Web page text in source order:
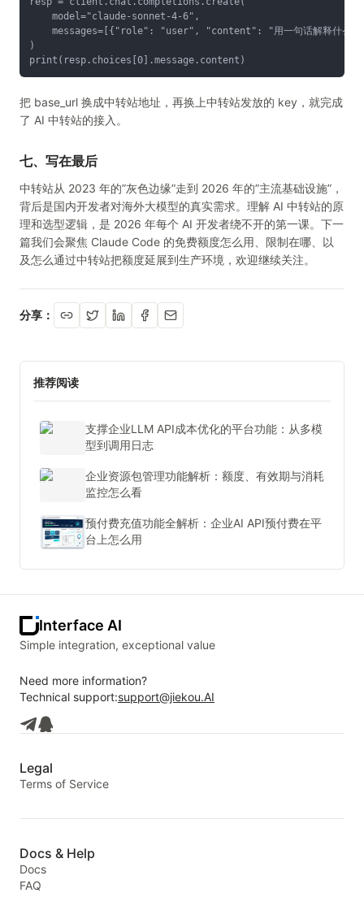
    model="claude-sonnet-4-6",
messages=[{"role": "user", "content": "用一句话解释什么是
)
print(resp.choices[0].message.content)
把 base_url 换成中转站地址，再换上中转站发放的 key，就完成
了 AI 中转站的接入。
七、写在最后
中转站从 2023 年的”灰色边缘”走到 2026 年的”主流基础设施”，
背后是国内开发者对海外大模型的真实需求。理解 AI 中转站的原
理和选型逻辑，是 2026 年每个 AI 开发者绕不开的第一课。下一
篇我们会聚焦 Claude Code 的免费额度怎么用、限制在哪、以
及怎么通过中转站把额度延展到生产环境，欢迎继续关注。
分享：
推荐阅读
支撑企业LLM API成本优化的平台功能：从多模
型到调用日志
企业资源包管理功能解析：额度、有效期与消耗
监控怎么看
预付费充值功能全解析：企业AI API预付费在平
台上怎么用
Interface AI
Simple integration, exceptional value
Need more information?
Technical support:support@jiekou.AI
Legal
Terms of Service
Docs & Help
Docs
FAQ